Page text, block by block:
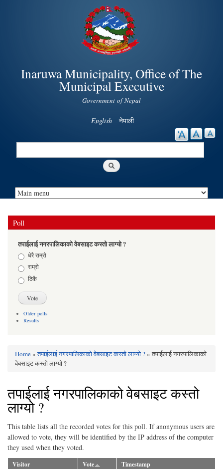
Skip to
main
content
Inaruwa Municipality, Office of The
Municipal Executive
Government of Nepal
English नेपाली
Search
Poll
तपाईलाई नगरपालिकाको वेबसाइट कस्तो लाग्यो ?
Choicesधेरै राम्रो
राम्रो
ठिकै
Older polls
Results
You are here
Home»तपाईलाई नगरपालिकाको वेबसाइट कस्तो लाग्यो ?» तपाईलाई नगरपालिकाको
वेबसाइट कस्तो लाग्यो ?
तपाईलाई नगरपालिकाको वेबसाइट कस्तो
लाग्यो ?
This table lists all the recorded votes for this poll. If anonymous users are
allowed to vote, they will be identified by the IP address of the computer
they used when they voted.
Visitor Vote Timestamp